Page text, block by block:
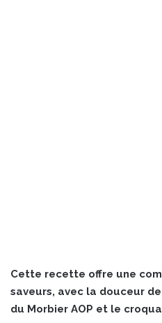
Cette recette offre une
saveurs, avec la douceur
du Morbier AOP et le